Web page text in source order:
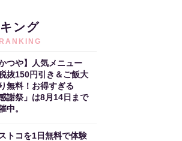
ング
かつや】人気メニュー
抜150円引き＆ご飯大
無料！お得すぎる
感謝祭」は8月14日まで
中。
トコを1日無料で体験